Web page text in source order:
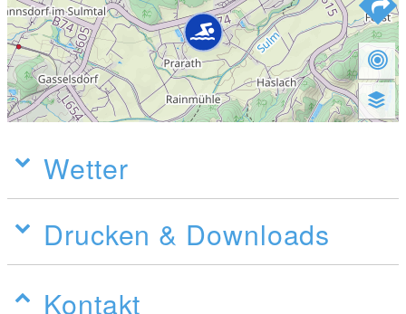
Wetter
Drucken & Downloads
Kontakt